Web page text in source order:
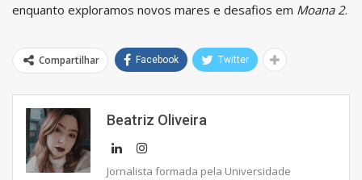
enquanto exploramos novos mares e desafios em Moana 2.
Compartilhar Facebook Twitter
Beatriz Oliveira
Jornalista formada pela Universidade